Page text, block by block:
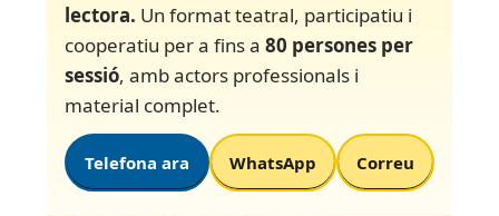
lectora. Un format teatral, participatiu i
cooperatiu per a fins a 80 persones per
sessió, amb actors professionals i
material complet.
Telefona ara WhatsApp Correu